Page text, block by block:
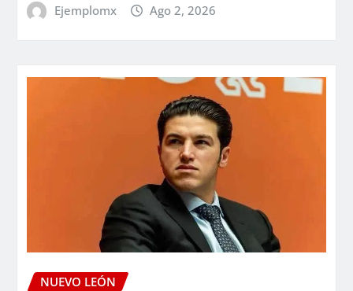
Ejemplomx Ago 2, 2026
NUEVO LEÓN